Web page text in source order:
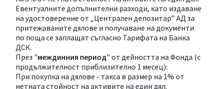
Евентуалните допълнителни разходи, като издаване
на удостоверение от „Централен депозитар” АД за
притежаваните дялове и получаване на документи
по поща се заплащат съгласно Тарифата на Банка
ДСК.
През "междинния период" от дейността на Фонда (с
продължителност приблизително 1 месец):
При покупка на дялове - такса в размер на 1% от
нетната стойност на активите на един дял.